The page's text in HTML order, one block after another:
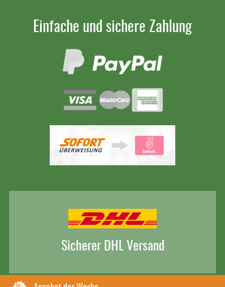
Einfache und sichere Zahlung
Sicherer DHL Versand